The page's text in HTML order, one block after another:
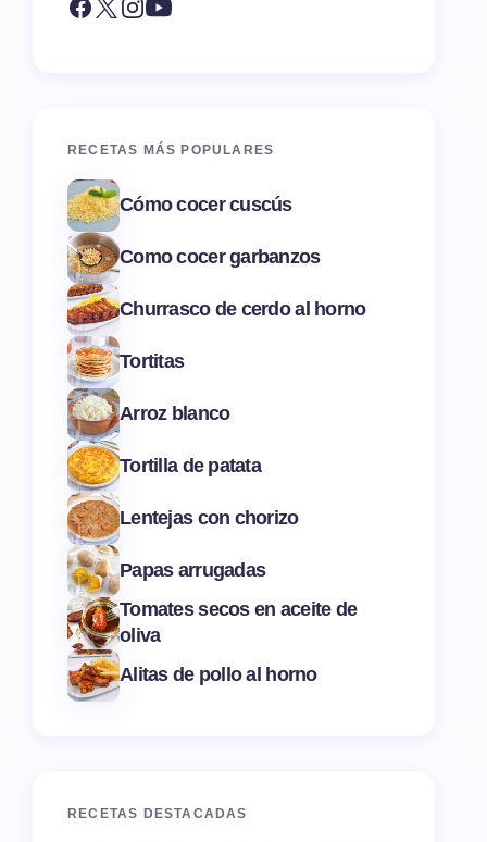
RECETAS MÁS POPULARES
Cómo cocer cuscús
Como cocer garbanzos
Churrasco de cerdo al horno
Tortitas
Arroz blanco
Tortilla de patata
Lentejas con chorizo
Papas arrugadas
Tomates secos en aceite de
oliva
Alitas de pollo al horno
RECETAS DESTACADAS